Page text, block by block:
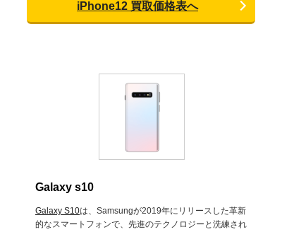
iPhone12 買取価格表へ
Galaxy s10
Galaxy S10は、Samsungが2019年にリリースした革新
的なスマートフォンで、先進のテクノロジーと洗練され